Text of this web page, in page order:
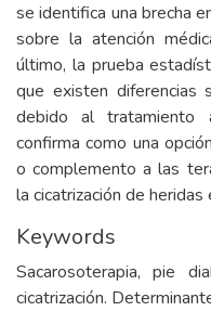
se identifica una brecha
sobre la atención
último, la prueba
que existen diferencias
debido al tratamiento
confirma como una
o complemento a las
la cicatrización de
Keywords
Sacarosoterapia, pie
cicatrización.